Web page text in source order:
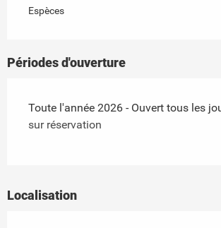
Espèces
Périodes d'ouverture
Toute l'année 2026 - Ouvert tous les
sur réservation
Localisation